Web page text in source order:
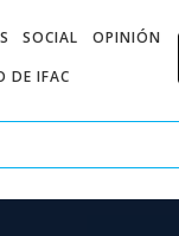
SOCIAL
OPINIÓN
DE IFAC